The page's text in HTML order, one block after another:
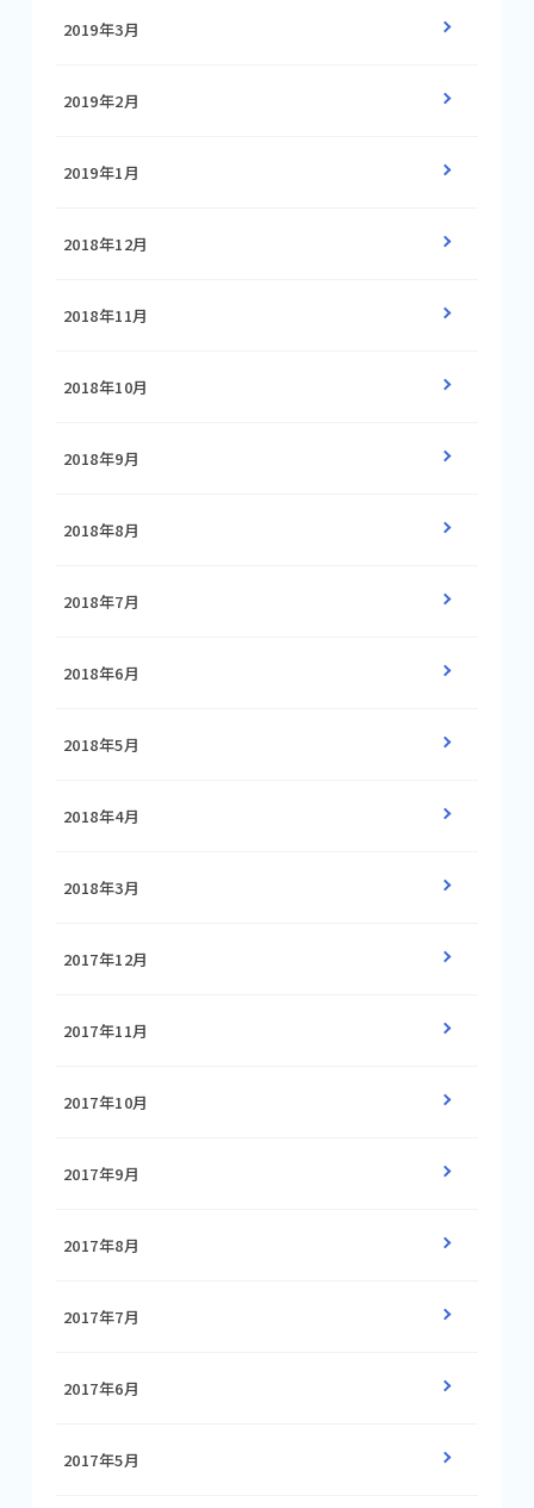
2019年3月
2019年2月
2019年1月
2018年12月
2018年11月
2018年10月
2018年9月
2018年8月
2018年7月
2018年6月
2018年5月
2018年4月
2018年3月
2017年12月
2017年11月
2017年10月
2017年9月
2017年8月
2017年7月
2017年6月
2017年5月